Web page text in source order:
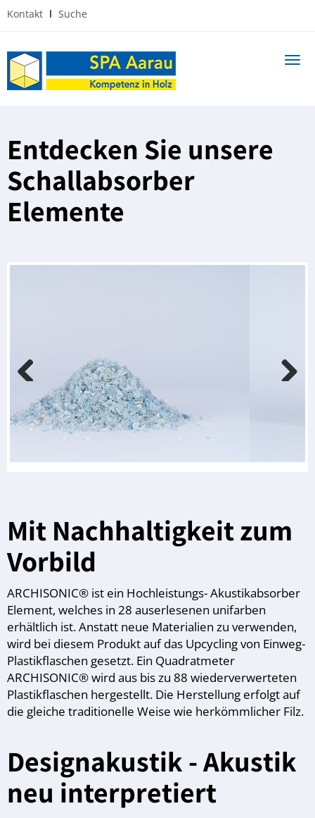
Kontakt Suche
Entdecken Sie unsere
Schallabsorber
Elemente
Previous
Mit Nachhaltigkeit zum
Vorbild
ARCHISONIC® ist ein Hochleistungs- Akustikabsorber
Element, welches in 28 auserlesenen unifarben
erhältlich ist. Anstatt neue Materialien zu verwenden,
wird bei diesem Produkt auf das Upcycling von Einweg-
Plastikflaschen gesetzt. Ein Quadratmeter
ARCHISONIC® wird aus bis zu 88 wiederverwerteten
Plastikflaschen hergestellt. Die Herstellung erfolgt auf
die gleiche traditionelle Weise wie herkömmlicher Filz.
Designakustik - Akustik
neu interpretiert